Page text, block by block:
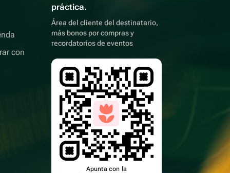
con
práctica.
Área del cliente del destinatario,
más bonos por compras y
recordatorios de eventos
Apunta con la